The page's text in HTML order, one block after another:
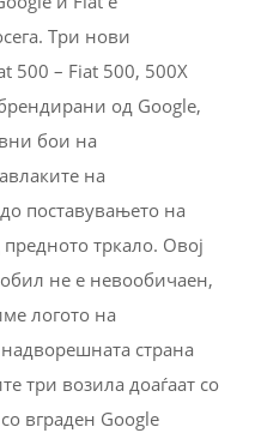
Три нови
500 – Fiat 500, 500X
од Google,
бои на
на
поставувањето на
тркало. Овој
не е невообичаен,
логото на
страна
три возила доаѓаат со
вграден Google